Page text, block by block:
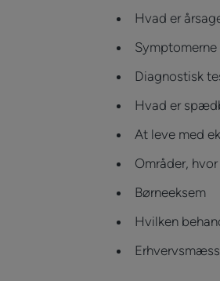
Hvad er
Diagnostisk
Hvad er
At leve med
Områder,
Børneeksem
Hvilken